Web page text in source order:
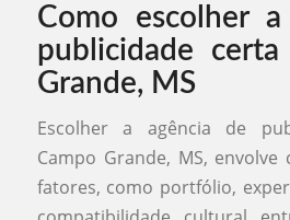
Como escolher
publicidade
Grande, MS
Escolher a agência de
Campo Grande, MS,
fatores, como portfólio,